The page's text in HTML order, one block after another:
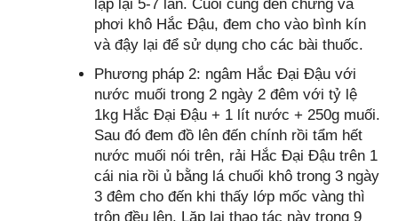
lặp lại 5-7 lần. Cuối cùng đen chưng và
phơi khô Hắc Đậu, đem cho vào bình kín
và đậy lại để sử dụng cho các bài thuốc.
Phương pháp 2: ngâm Hắc Đại Đậu với
nước muối trong 2 ngày 2 đêm với tỷ lệ
1kg Hắc Đại Đậu + 1 lít nước + 250g muối.
Sau đó đem đồ lên đến chính rồi tẩm hết
nước muối nói trên, rải Hắc Đại Đậu trên 1
cái nia rồi ủ bằng lá chuối khô trong 3 ngày
3 đêm cho đến khi thấy lớp mốc vàng thì
trộn đều lên. Lặp lại thao tác này trong 9